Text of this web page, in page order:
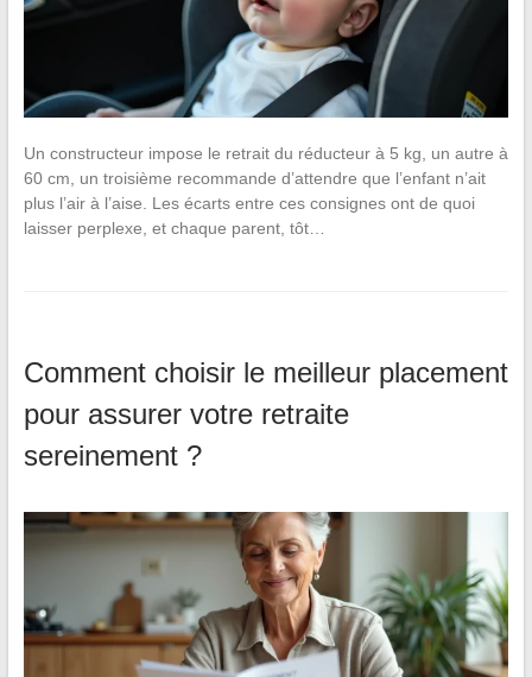
Un constructeur impose le retrait du réducteur à 5 kg, un autre à
60 cm, un troisième recommande d’attendre que l’enfant n’ait
plus l’air à l’aise. Les écarts entre ces consignes ont de quoi
laisser perplexe, et chaque parent, tôt…
Comment choisir le meilleur placement
pour assurer votre retraite
sereinement ?